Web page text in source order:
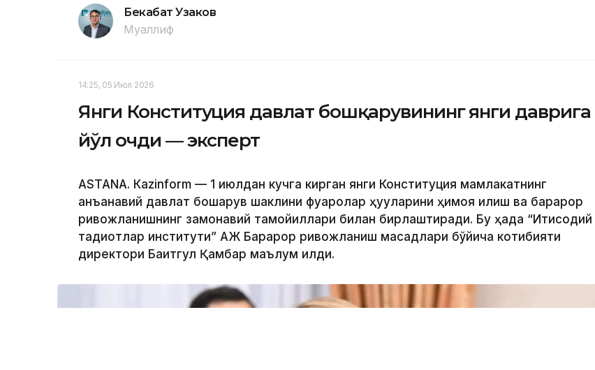
Бекабат Узаков
Муаллиф
14:25, 05 Июл 2026
Янги Конституция давлат бошқарувининг янги даврига
йўл очди — эксперт
ASTANА. Кazinform — 1 июлдан кучга кирган янги Конституция мамлакатнинг
анъанавий давлат бошқарув шаклини фуқаролар ҳуқуқларини ҳимоя қилиш ва барқарор
ривожланишнинг замонавий тамойиллари билан бирлаштиради. Бу ҳақда “Иқтисодий
тадқиқотлар институти” АЖ Барқарор ривожланиш мақсадлари бўйича котибияти
директори Бақитгул Қамбар маълум қилди.